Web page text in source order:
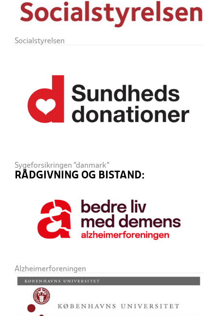
Socialstyrelsen
Sygeforsikringen "danmark"
RÅDGIVNING OG BISTAND:
Alzheimerforeningen